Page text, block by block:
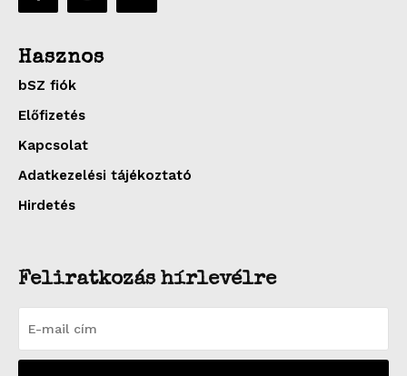
Hasznos
bSZ fiók
Előfizetés
Kapcsolat
Adatkezelési tájékoztató
Hirdetés
Feliratkozás hírlevélre